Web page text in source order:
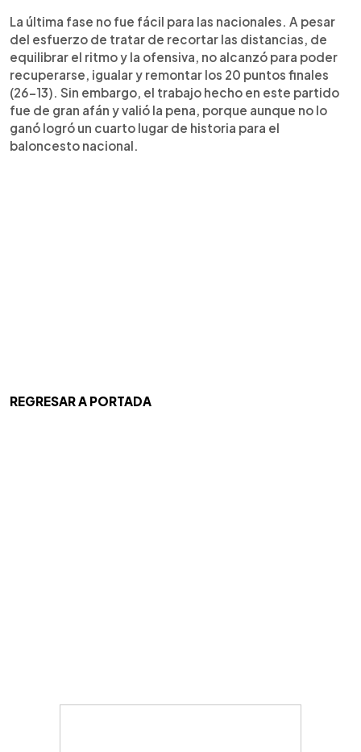
La última fase no fue fácil para las nacionales. A pesar
del esfuerzo de tratar de recortar las distancias, de
equilibrar el ritmo y la ofensiva, no alcanzó para poder
recuperarse, igualar y remontar los 20 puntos finales
(26-13). Sin embargo, el trabajo hecho en este partido
fue de gran afán y valió la pena, porque aunque no lo
ganó logró un cuarto lugar de historia para el
baloncesto nacional.
REGRESAR A PORTADA